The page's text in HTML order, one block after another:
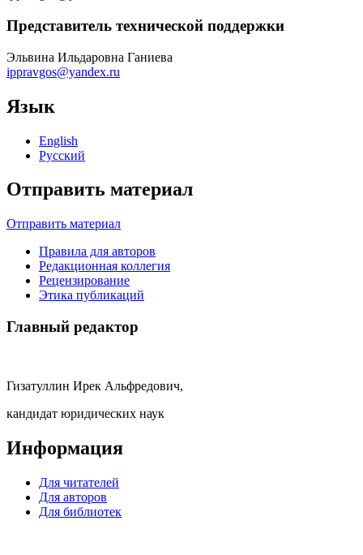
Представитель технической поддержки
Эльвина Ильдаровна Ганиева
ippravgos@yandex.ru
Язык
English
Русский
Отправить материал
Отправить материал
Правила для авторов
Редакционная коллегия
Рецензирование
Этика публикаций
Главный редактор
Гизатуллин Ирек Альфредович,
кандидат юридических наук
Информация
Для читателей
Для авторов
Для библиотек